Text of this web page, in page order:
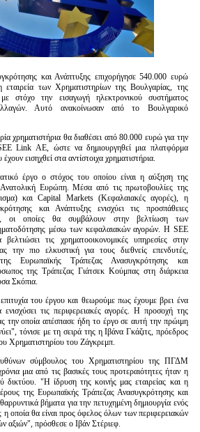
και Ανάπτυξης επιχορήγησε 540.000 ευρώ
των Χρηματιστηρίων της Βουλγαρίας, της
την εισαγωγή ηλεκτρονικού συστήματος
Αυτό ανακοίνωσαν από το Βουλγαρικό
χρηματιστήρια θα διαθέσει από 80.000 ευρώ για την
Link ΑΕ, ώστε να δημιουργηθεί μια πλατφόρμα
εισηχθεί στα αντίστοιχα χρηματιστήρια.
έργο ο στόχος του οποίου είναι η αύξηση της
Ευρώπη. Μέσα από τις πρωτοβουλίες της
και Capital Markets (Κεφαλαιακές αγορές), η
και Ανάπτυξης ενισχύει τις προσπάθειες
οι οποίες θα συμβάλουν στην βελτίωση των
μέσω των κεφαλαιακών αγορών. Η SEE
τις χρηματοοικονομικές υπηρεσίες στην
την πιο ελκυστική για τους διεθνείς επενδυτές,
Ευρωπαϊκής Τράπεζας Ανασυγκρότησης και
της Τράπεζας Γιάτσεκ Κούμπας στη διάρκεια
Σκόπια.
του έργου και θεωρούμε πως έχουμε βρει ένα
τις περιφερειακές αγορές. Η προσοχή της
την οποία απέσπασε ήδη το έργο σε αυτή την πρώιμη
τόνισε με τη σειρά της η Ιβάνα Γκάζιτς, πρόεδρος
Χρηματιστηρίου του Ζάγκρεμπ.
σύμβουλος του Χρηματιστηρίου της ΠΓΔΜ
μια από τις βασικές τους προτεραιότητες ήταν η
δικτύου. "Η ίδρυση της κοινής μας εταιρείας και η
της Ευρωπαϊκής Τράπεζας Ανασυγκρότησης και
βήματα για την πετυχημένη δημιουργία ενός
η οποία θα είναι προς όφελος όλων των περιφερειακών
αξιών", πρόσθεσε ο Ιβάν Στέριεφ.